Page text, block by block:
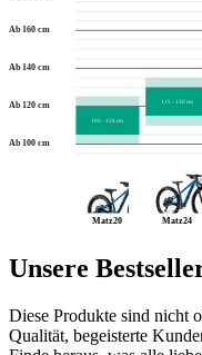
Ab 100 cm
Ab 120 cm
Ab 140 cm
Ab 160 cm
Matz20 Matz24
105 - 120 cm
115 - 130 cm
Unsere
Diese Produkte sind nicht
Qualität, begeisterte